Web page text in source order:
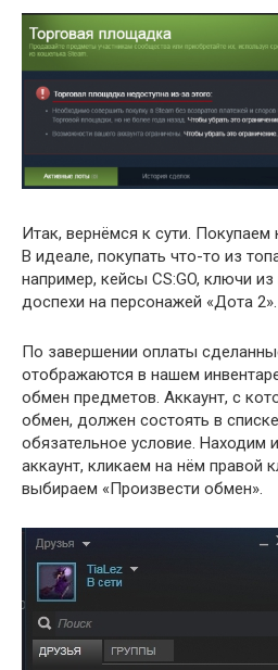
Итак, вернёмся к сути.
В идеале, покупать что-то из
например, кейсы CS:GO, ключи
доспехи на персонажей «Дота 2».
По завершении оплаты
отображаются в нашем
обмен предметов. Аккаунт, с
обмен, должен состоять в
обязательное условие. Находим
аккаунт, кликаем на нём правой
выбираем «Произвести обмен».